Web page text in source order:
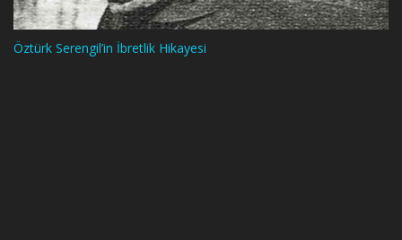
Öztürk Serengil’in İbretlik Hikayesi